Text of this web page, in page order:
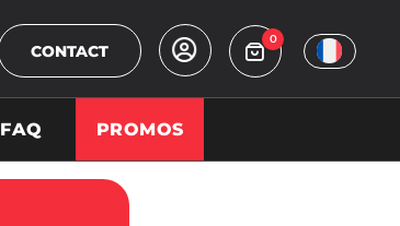
CONTACT
0
FAQ PROMOS